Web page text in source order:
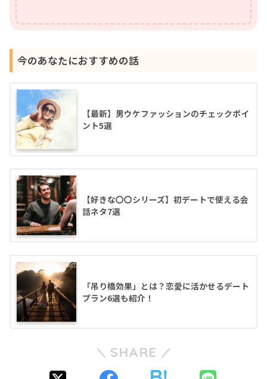
今のあなたにおすすめの話
【最新】男ウケファッションのチェックポイ
ント5選
【好きな〇〇シリーズ】初デートで使える会
話ネタ7選
「吊り橋効果」とは？恋愛に活かせるデート
プラン6選も紹介！
SHARE